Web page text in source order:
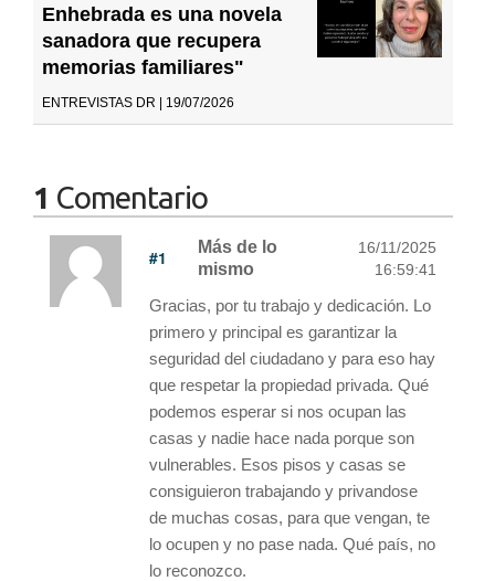
Enhebrada es una novela
sanadora que recupera
memorias familiares"
ENTREVISTAS DR | 19/07/2026
1 Comentario
#1
Más de lo
mismo
16/11/2025
16:59:41
Gracias, por tu trabajo y dedicación. Lo
primero y principal es garantizar la
seguridad del ciudadano y para eso hay
que respetar la propiedad privada. Qué
podemos esperar si nos ocupan las
casas y nadie hace nada porque son
vulnerables. Esos pisos y casas se
consiguieron trabajando y privandose
de muchas cosas, para que vengan, te
lo ocupen y no pase nada. Qué país, no
lo reconozco.